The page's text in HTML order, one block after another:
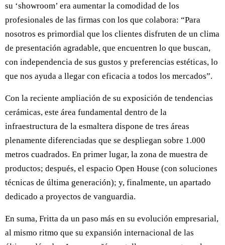
su ‘showroom’ era aumentar la comodidad de los
profesionales de las firmas con los que colabora: “Para
nosotros es primordial que los clientes disfruten de un clima
de presentación agradable, que encuentren lo que buscan,
con independencia de sus gustos y preferencias estéticas, lo
que nos ayuda a llegar con eficacia a todos los mercados”.
Con la reciente ampliación de su exposición de tendencias
cerámicas, este área fundamental dentro de la
infraestructura de la esmaltera dispone de tres áreas
plenamente diferenciadas que se despliegan sobre 1.000
metros cuadrados. En primer lugar, la zona de muestra de
productos; después, el espacio Open House (con soluciones
técnicas de última generación); y, finalmente, un apartado
dedicado a proyectos de vanguardia.
En suma, Fritta da un paso más en su evolución empresarial,
al mismo ritmo que su expansión internacional de las